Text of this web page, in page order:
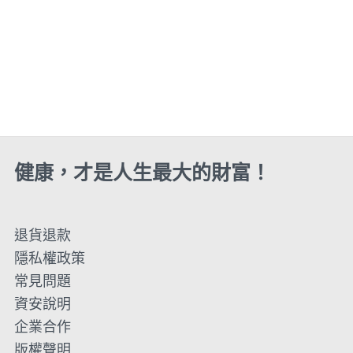
健康，才是人生最大的財富！
退貨退款
隱私權政策
常見問題
資安說明
企業合作
版權聲明